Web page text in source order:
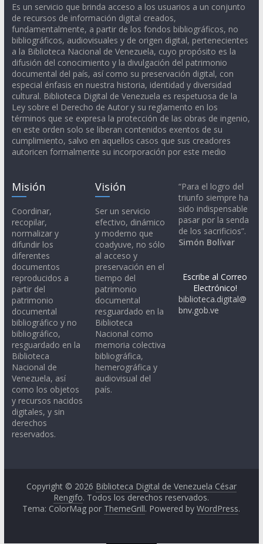
Es un servicio que brinda acceso a los usuarios a un conjunto
de recursos de información digital creados,
fundamentalmente, a partir de los fondos bibliográficos, no
bibliográficos, audiovisuales y de origen digital, pertenecientes
a la Biblioteca Nacional de Venezuela, cuyo propósito es la
difusión del conocimiento y la divulgación del patrimonio
documental del país, así como su preservación digital, con
especial énfasis en nuestra historia, identidad y diversidad
cultural. Biblioteca Digital de Venezuela es respetuosa de la
Ley sobre el Derecho de Autor y su reglamento en los
términos que se expresa la protección de las obras de ingenio,
en este orden solo se liberan contenidos exentos de su
cumplimiento, salvo en aquellos casos que sus creadores
autoricen formalmente su incorporación por este medio
Misión
Coordinar,
recopilar,
normalizar y
difundir los
diferentes
documentos
reproducidos a
partir del
patrimonio
documental
bibliográfico y no
bibliográfico,
resguardado en la
Biblioteca
Nacional de
Venezuela, así
como los objetos
y recursos nacidos
digitales, y sin
derechos
reservados.
Visión
Ser un servicio
efectivo, dinámico
y moderno que
coadyuve, no sólo
al acceso y
preservación en el
tiempo del
patrimonio
documental
resguardado en la
Biblioteca
Nacional como
memoria colectiva
bibliográfica,
hemerográfica y
audiovisual del
país.
“Para el logro del
triunfo siempre ha
sido indispensable
pasar por la senda
de los sacrificios”.
Simón Bolívar
Escribe al Correo
Electrónico!
biblioteca.digital@
bnv.gob.ve
Copyright © 2026 Biblioteca Digital de Venezuela César
Rengifo. Todos los derechos reservados.
Tema: ColorMag por ThemeGrill. Powered byWordPress.